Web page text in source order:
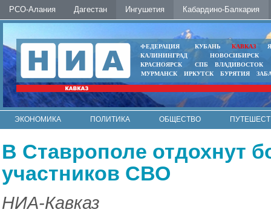
РСО-Алания Дагестан Ингушетия Кабардино-Балкария
ФЕДЕРАЦИЯ КУБАНЬ КАВКАЗ
КАЛИНИНГРАД
НОВОСИБИРСК
КРАСНОЯРСК
СПБ
ВЛАДИВОСТОК
МУРМАНСК
ИРКУТСК БУРЯТИЯ
ЭКОНОМИКА ПОЛИТИКА ОБЩЕСТВО
В Ставрополе отдохнут
участников СВО
НИА-Кавказ